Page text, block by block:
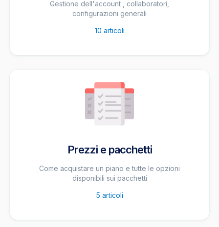
Gestione dell'account , collaboratori,
configurazioni generali
10 articoli
Prezzi e pacchetti
Come acquistare un piano e tutte le opzioni
disponibili sui pacchetti
5 articoli